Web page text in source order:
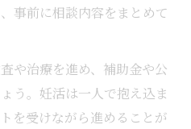
事前に相談内容をまとめて
や治療を進め、補助金や公
う。妊活は一人で抱え込ま
を受けながら進めることが